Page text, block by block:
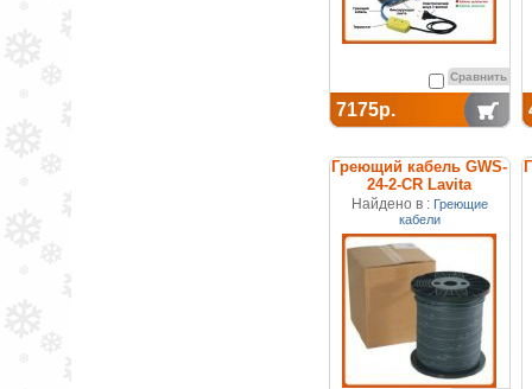
Сравнить
7175р.
Греющий кабель GWS-
24-2-CR Lavita
Найдено в : Греющие
кабели